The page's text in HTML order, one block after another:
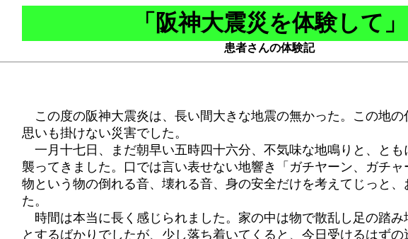
「阪神大震災を体験して」
患者さんの体験記
この度の阪神大震炎は、長い間大きな地震の無かった。この地の
思いも掛けない災害でした。
一月十七日、まだ朝早い五時四十六分、不気味な地鳴りと、とも
襲ってきました。口では言い表せない地響き「ガチヤーン、ガチ
物という物の倒れる音、壊れる音、身の安全だけを考えてじっと、
た。
時間は本当に長く感じられました。家の中は物で散乱し足の踏み
とするばかりでしたが、少し落ち着いてくると、今日受けるはずの